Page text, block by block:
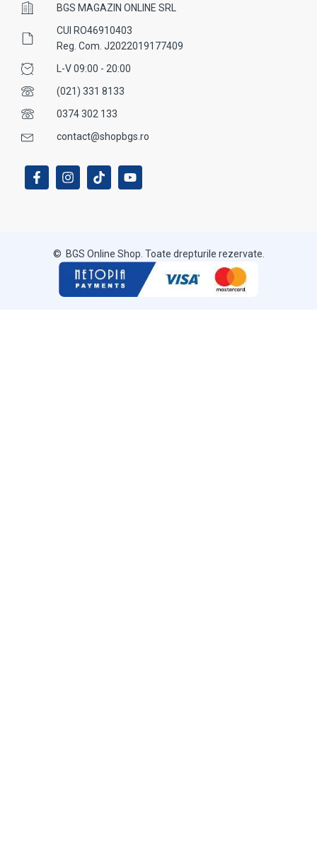
BGS MAGAZIN ONLINE SRL
CUI RO46910403
Reg. Com. J2022019177409
L-V 09:00 - 20:00
(021) 331 8133
0374 302 133
contact@shopbgs.ro
© BGS Online Shop. Toate drepturile rezervate.